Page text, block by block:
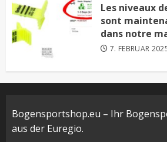
Les niveaux
sont
dans notre
7. FEBRUAR
Bogensportshop.eu – Ihr
aus der Euregio.